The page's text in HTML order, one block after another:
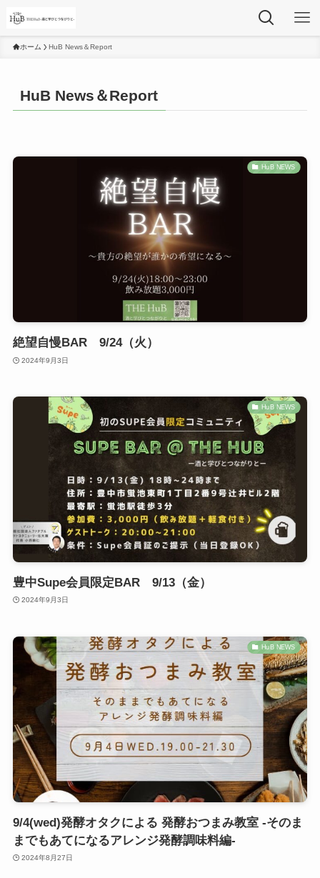
ホーム HuB News＆Report
HuB News＆Report
HuB NEWS
絶望自慢BAR 9/24（火）
2024年9月3日
HuB NEWS
豊中Supe会員限定BAR 9/13（金）
2024年9月3日
HuB NEWS
9/4(wed)発酵オタクによる 発酵おつまみ教室 -そのま
までもあてになるアレンジ発酵調味料編-
2024年8月27日